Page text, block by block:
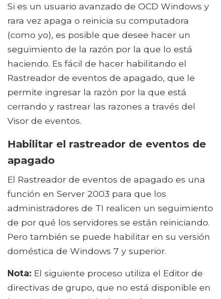
Si es un usuario avanzado de OCD Windows y
rara vez apaga o reinicia su computadora
(como yo), es posible que desee hacer un
seguimiento de la razón por la que lo está
haciendo. Es fácil de hacer habilitando el
Rastreador de eventos de apagado, que le
permite ingresar la razón por la que está
cerrando y rastrear las razones a través del
Visor de eventos.
Habilitar el rastreador de eventos de
apagado
El Rastreador de eventos de apagado es una
función en Server 2003 para que los
administradores de TI realicen un seguimiento
de por qué los servidores se están reiniciando.
Pero también se puede habilitar en su versión
doméstica de Windows 7 y superior.
Nota: El siguiente proceso utiliza el Editor de
directivas de grupo, que no está disponible en